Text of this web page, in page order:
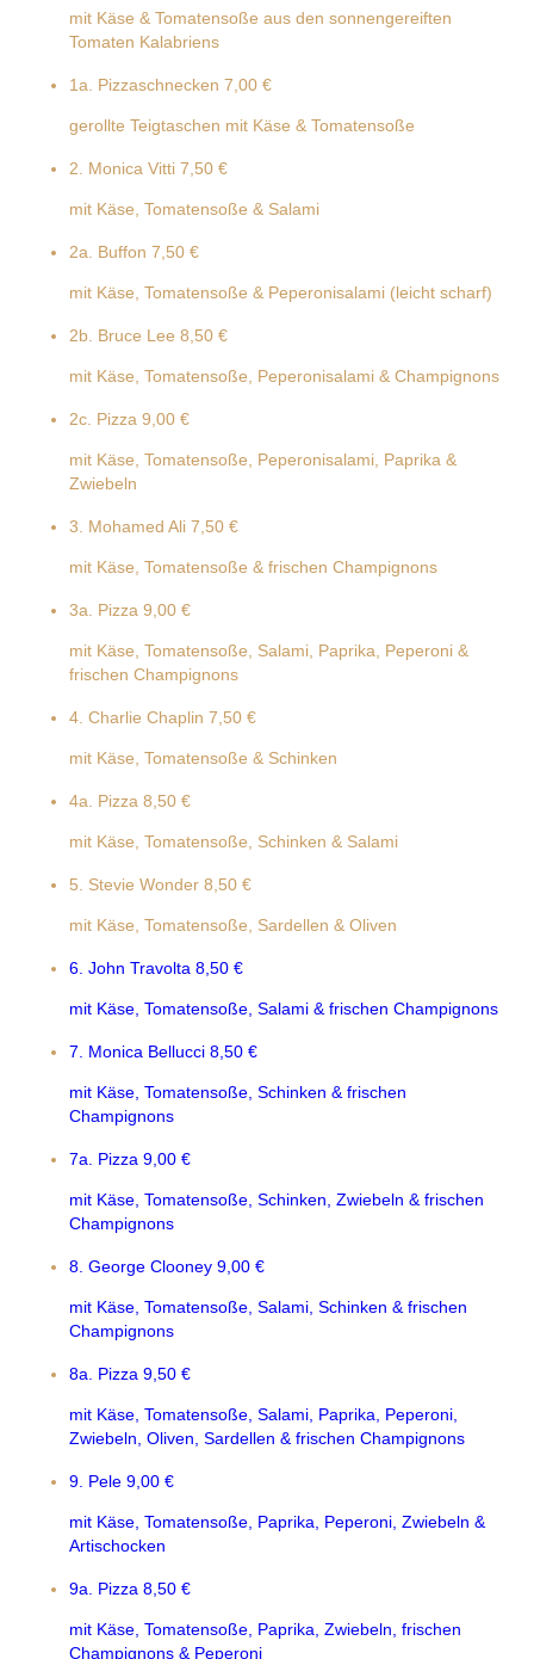
mit Käse & Tomatensoße aus den sonnengereiften
Tomaten Kalabriens
1a. Pizzaschnecken 7,00 €
gerollte Teigtaschen mit Käse & Tomatensoße
2. Monica Vitti 7,50 €
mit Käse, Tomatensoße & Salami
2a. Buffon 7,50 €
mit Käse, Tomatensoße & Peperonisalami (leicht scharf)
2b. Bruce Lee 8,50 €
mit Käse, Tomatensoße, Peperonisalami & Champignons
2c. Pizza 9,00 €
mit Käse, Tomatensoße, Peperonisalami, Paprika &
Zwiebeln
3. Mohamed Ali 7,50 €
mit Käse, Tomatensoße & frischen Champignons
3a. Pizza 9,00 €
mit Käse, Tomatensoße, Salami, Paprika, Peperoni &
frischen Champignons
4. Charlie Chaplin 7,50 €
mit Käse, Tomatensoße & Schinken
4a. Pizza 8,50 €
mit Käse, Tomatensoße, Schinken & Salami
5. Stevie Wonder 8,50 €
mit Käse, Tomatensoße, Sardellen & Oliven
6. John Travolta 8,50 €
mit Käse, Tomatensoße, Salami & frischen Champignons
7. Monica Bellucci 8,50 €
mit Käse, Tomatensoße, Schinken & frischen
Champignons
7a. Pizza 9,00 €
mit Käse, Tomatensoße, Schinken, Zwiebeln & frischen
Champignons
8. George Clooney 9,00 €
mit Käse, Tomatensoße, Salami, Schinken & frischen
Champignons
8a. Pizza 9,50 €
mit Käse, Tomatensoße, Salami, Paprika, Peperoni,
Zwiebeln, Oliven, Sardellen & frischen Champignons
9. Pele 9,00 €
mit Käse, Tomatensoße, Paprika, Peperoni, Zwiebeln &
Artischocken
9a. Pizza 8,50 €
mit Käse, Tomatensoße, Paprika, Zwiebeln, frischen
Champignons & Peperoni